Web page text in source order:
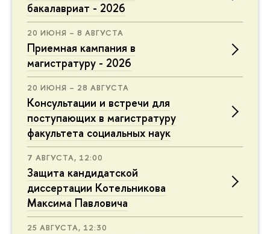
бакалавриат - 2026
20 ИЮНЯ – 8 АВГУСТА
Приемная кампания в
магистратуру - 2026
20 ИЮНЯ – 28 АВГУСТА
Консультации и встречи для
поступающих в магистратуру
факультета социальных наук
7 АВГУСТА, 12:00
Защита кандидатской
диссертации Котельникова
Максима Павловича
25 АВГУСТА, 12:30